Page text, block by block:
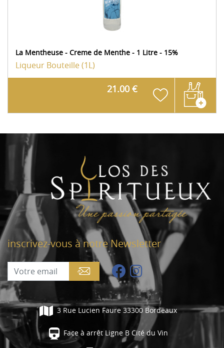
La Mentheuse - Creme de Menthe - 1 Litre - 15%
Liqueur Bouteille (1L)
21.00 €
inscrivez-vous à notre Newsletter
3 Rue Lucien Faure 33300 Bordeaux
Face à arrêt Ligne B Cité du Vin